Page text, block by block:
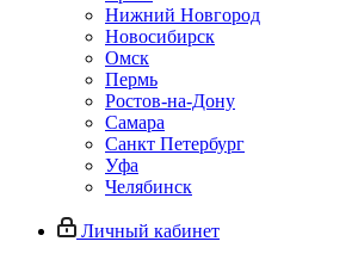
Нижний Новгород
Новосибирск
Омск
Пермь
Ростов-на-Дону
Самара
Санкт Петербург
Уфа
Челябинск
Личный кабинет